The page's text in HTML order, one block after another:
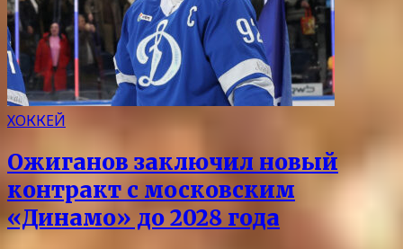
ХОККЕЙ
Ожиганов заключил новый
контракт с московским
«Динамо» до 2028 года